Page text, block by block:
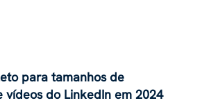
para tamanhos de
vídeos do LinkedIn em 2024